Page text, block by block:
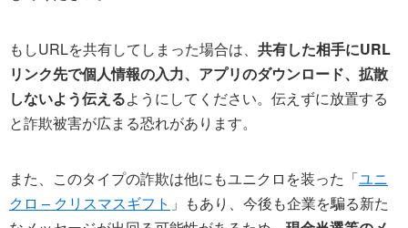
もしURLを共有してしまった場合は、 共有した相手にURL
リンク先で個人情報の入力、アプリのダウンロード、拡散
しないよう伝えるようにしてください。伝えずに放置する
と詐欺被害が広まる恐れがあります。
また、このタイプの詐欺は他にもユニクロを装った「ユニ
クロ – クリスマスギフト 」もあり、今後も企業を騙る新た